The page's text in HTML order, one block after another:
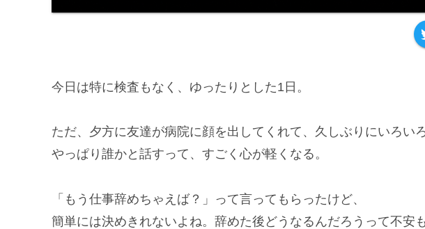
今日は特に検査もなく、ゆったりとした1日。
ただ、夕方に友達が病院に顔を出してくれて、久しぶりにいろい
やっぱり誰かと話すって、すごく心が軽くなる。
「もう仕事辞めちゃえば？」って言ってもらったけど、
簡単には決めきれないよね。辞めた後どうなるんだろうって不安も